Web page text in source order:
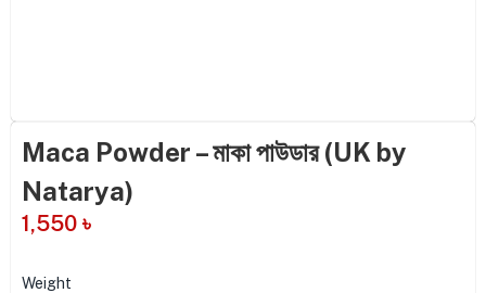
Maca Powder – মাকা পাউডার (UK by
Natarya)
1,550 ৳
Weight